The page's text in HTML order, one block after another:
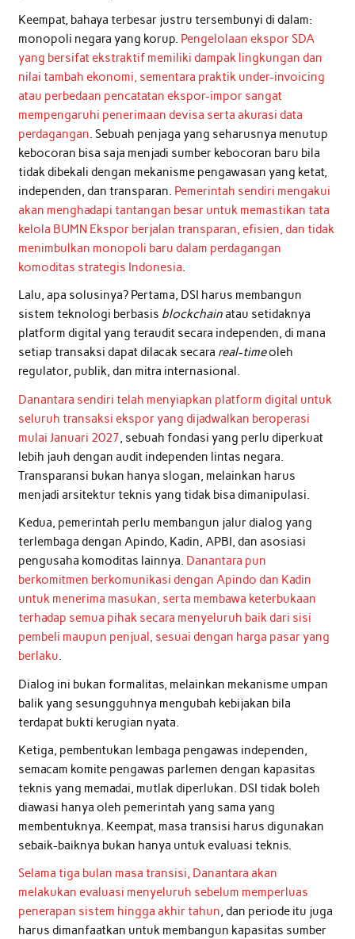
Keempat, bahaya terbesar justru tersembunyi di dalam:
monopoli negara yang korup. Pengelolaan ekspor SDA
yang bersifat ekstraktif memiliki dampak lingkungan dan
nilai tambah ekonomi, sementara praktik under-invoicing
atau perbedaan pencatatan ekspor-impor sangat
mempengaruhi penerimaan devisa serta akurasi data
perdagangan. Sebuah penjaga yang seharusnya menutup
kebocoran bisa saja menjadi sumber kebocoran baru bila
tidak dibekali dengan mekanisme pengawasan yang ketat,
independen, dan transparan. Pemerintah sendiri mengakui
akan menghadapi tantangan besar untuk memastikan tata
kelola BUMN Ekspor berjalan transparan, efisien, dan tidak
menimbulkan monopoli baru dalam perdagangan
komoditas strategis Indonesia.
Lalu, apa solusinya? Pertama, DSI harus membangun
sistem teknologi berbasis blockchainatau setidaknya
platform digital yang teraudit secara independen, di mana
setiap transaksi dapat dilacak secara real-timeoleh
regulator, publik, dan mitra internasional.
Danantara sendiri telah menyiapkan platform digital untuk
seluruh transaksi ekspor yang dijadwalkan beroperasi
mulai Januari 2027, sebuah fondasi yang perlu diperkuat
lebih jauh dengan audit independen lintas negara.
Transparansi bukan hanya slogan, melainkan harus
menjadi arsitektur teknis yang tidak bisa dimanipulasi.
Kedua, pemerintah perlu membangun jalur dialog yang
terlembaga dengan Apindo, Kadin, APBI, dan asosiasi
pengusaha komoditas lainnya. Danantara pun
berkomitmen berkomunikasi dengan Apindo dan Kadin
untuk menerima masukan, serta membawa keterbukaan
terhadap semua pihak secara menyeluruh baik dari sisi
pembeli maupun penjual, sesuai dengan harga pasar yang
berlaku.
Dialog ini bukan formalitas, melainkan mekanisme umpan
balik yang sesungguhnya mengubah kebijakan bila
terdapat bukti kerugian nyata.
Ketiga, pembentukan lembaga pengawas independen,
semacam komite pengawas parlemen dengan kapasitas
teknis yang memadai, mutlak diperlukan. DSI tidak boleh
diawasi hanya oleh pemerintah yang sama yang
membentuknya. Keempat, masa transisi harus digunakan
sebaik-baiknya bukan hanya untuk evaluasi teknis.
Selama tiga bulan masa transisi, Danantara akan
melakukan evaluasi menyeluruh sebelum memperluas
penerapan sistem hingga akhir tahun, dan periode itu juga
harus dimanfaatkan untuk membangun kapasitas sumber